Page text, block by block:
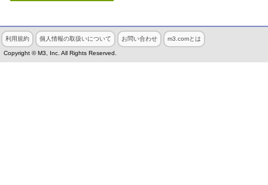
利用規約 個人情報の取扱いについて お問い合わせ m3.comとは
Copyright © M3, Inc. All Rights Reserved.